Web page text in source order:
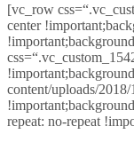
[vc_row
center
content/uploads/
repeat: no-repeat